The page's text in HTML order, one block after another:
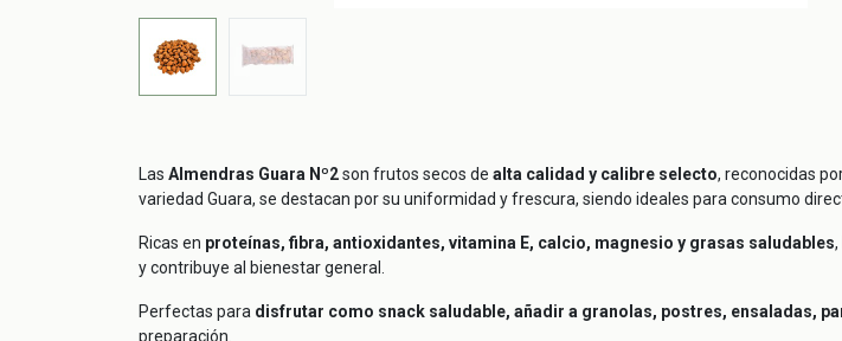
Las Almendras Guara Nº2son frutos secos de alta calidad y calibre selecto, reconocidas
variedad Guara, se destacan por su uniformidad y frescura, siendo ideales para consumo
Ricas en proteínas, fibra, antioxidantes, vitamina E, calcio, magnesio y grasas saludables
y contribuye al bienestar general.
Perfectas para disfrutar como snack saludable, añadir a granolas, postres, ensaladas,
preparación.